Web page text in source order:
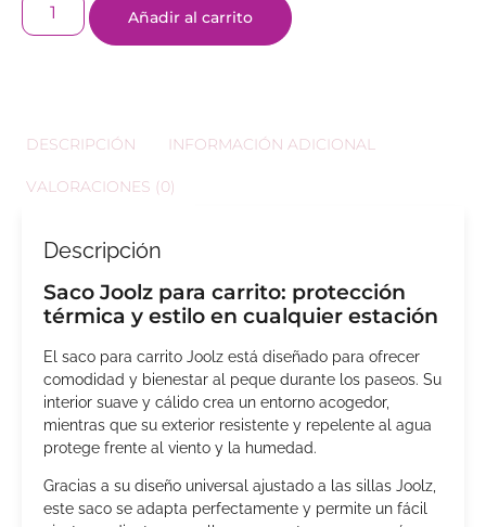
Añadir al carrito
DESCRIPCIÓN INFORMACIÓN ADICIONAL
VALORACIONES (0)
Descripción
Saco Joolz para carrito: protección
térmica y estilo en cualquier estación
El saco para carrito Joolz está diseñado para ofrecer
comodidad y bienestar al peque durante los paseos. Su
interior suave y cálido crea un entorno acogedor,
mientras que su exterior resistente y repelente al agua
protege frente al viento y la humedad.
Gracias a su diseño universal ajustado a las sillas Joolz,
este saco se adapta perfectamente y permite un fácil